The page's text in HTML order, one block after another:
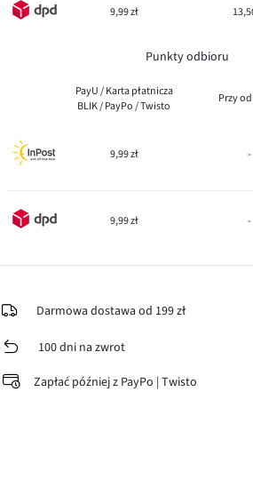
9,99 zł
Punkty odbioru
PayU / Karta płatnicza
BLIK / PayPo / Twisto
Przy
9,99 zł -
9,99 zł -
Darmowa dostawa od 199 zł
100 dni na zwrot
Zapłać później z PayPo | Twisto